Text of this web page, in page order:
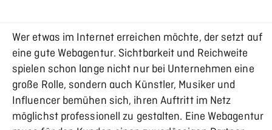
Wer etwas im Internet erreichen möchte, der setzt auf
eine gute Webagentur. Sichtbarkeit und Reichweite
spielen schon lange nicht nur bei Unternehmen eine
große Rolle, sondern auch Künstler, Musiker und
Influencer bemühen sich, ihren Auftritt im Netz
möglichst professionell zu gestalten. Eine Webagentur